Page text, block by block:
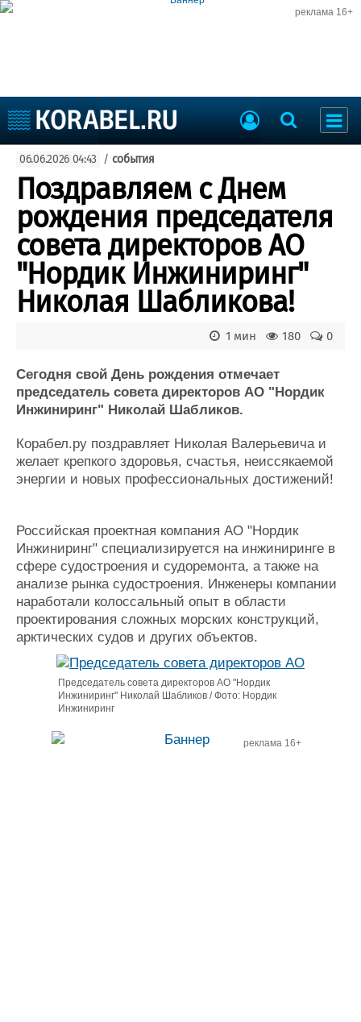
реклама 16+
Судоходство
Судоремонт
События
Пресс-релизы
Порты
Рыболовство
ВМФ
Образование
Яхты и катера
Еще
Компании
Репутация
Крюинг
Журнал
Реклама
Доска объявлений
Оборудование
Изделия
Услуги
Конференции
Выставки и семинары
Личности
Словарь
Флот
Галерея флота
Форум
Отзывы
Все службы
06.06.2026 04:43 / события
Поздравляем с Днем
рождения председателя
совета директоров АО
"Нордик Инжиниринг"
Николая Шабликова!
0
180
1 мин
Сегодня свой День рождения отмечает
председатель совета директоров АО "Нордик
Инжиниринг" Николай Шабликов.
Корабел.ру поздравляет Николая Валерьевича и
желает крепкого здоровья, счастья, неиссякаемой
энергии и новых профессиональных достижений!
Российская проектная компания АО "Нордик
Инжиниринг" специализируется на инжиниринге в
сфере судостроения и судоремонта, а также на
анализе рынка судостроения. Инженеры компании
наработали колоссальный опыт в области
проектирования сложных морских конструкций,
арктических судов и других объектов.
Председатель совета директоров АО "Нордик
Инжиниринг" Николай Шабликов / Фото: Нордик
Инжиниринг
реклама 16+